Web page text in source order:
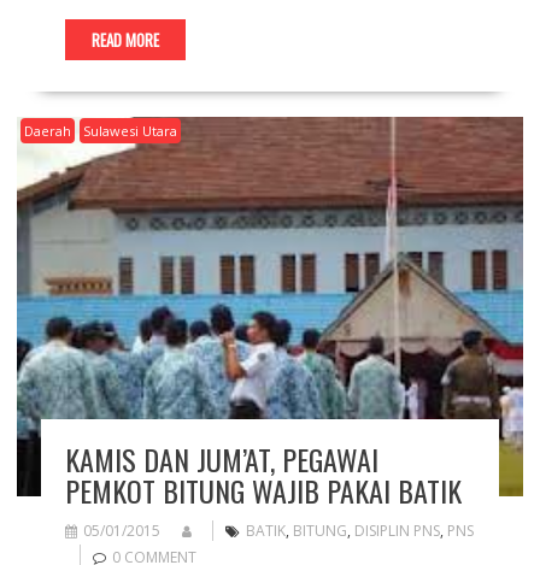
READ MORE
Daerah Sulawesi Utara
KAMIS DAN JUM’AT, PEGAWAI
PEMKOT BITUNG WAJIB PAKAI BATIK
05/01/2015 BATIK, BITUNG, DISIPLIN PNS, PNS
0 COMMENT